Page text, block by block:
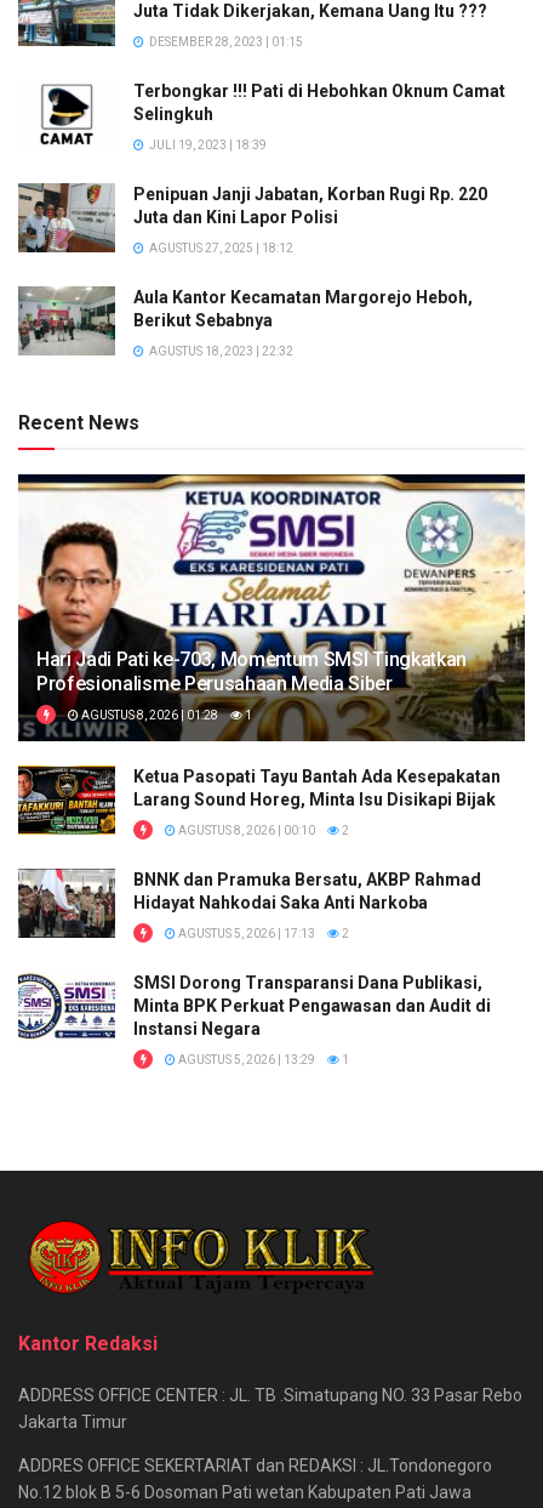
Juta Tidak Dikerjakan, Kemana Uang Itu ???
DESEMBER 28, 2023 | 01:15
Terbongkar !!! Pati di Hebohkan Oknum Camat
Selingkuh
JULI 19, 2023 | 18:39
Penipuan Janji Jabatan, Korban Rugi Rp. 220
Juta dan Kini Lapor Polisi
AGUSTUS 27, 2025 | 18:12
Aula Kantor Kecamatan Margorejo Heboh,
Berikut Sebabnya
AGUSTUS 18, 2023 | 22:32
Recent News
Hari Jadi Pati ke-703, Momentum SMSI Tingkatkan
Profesionalisme Perusahaan Media Siber
AGUSTUS 8, 2026 | 01:28 1
Ketua Pasopati Tayu Bantah Ada Kesepakatan
Larang Sound Horeg, Minta Isu Disikapi Bijak
AGUSTUS 8, 2026 | 00:10 2
BNNK dan Pramuka Bersatu, AKBP Rahmad
Hidayat Nahkodai Saka Anti Narkoba
AGUSTUS 5, 2026 | 17:13 2
SMSI Dorong Transparansi Dana Publikasi,
Minta BPK Perkuat Pengawasan dan Audit di
Instansi Negara
AGUSTUS 5, 2026 | 13:29 1
Kantor Redaksi
ADDRESS OFFICE CENTER : JL. TB .Simatupang NO. 33 Pasar Rebo
Jakarta Timur
ADDRES OFFICE SEKERTARIAT dan REDAKSI : JL.Tondonegoro
No.12 blok B 5-6 Dosoman Pati wetan Kabupaten Pati Jawa